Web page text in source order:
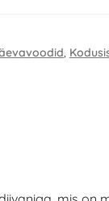
,